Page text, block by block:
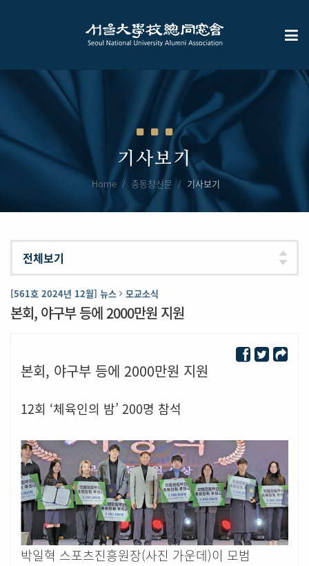
기사보기
Home 총동창신문 기사보기
[561호 2024년 12월] 뉴스 모교소식
본회, 야구부 등에 2000만원 지원
본회, 야구부 등에 2000만원 지원
12회 ‘체육인의 밤’ 200명 참석
박일혁 스포츠진흥원장(사진 가운데)이 모범